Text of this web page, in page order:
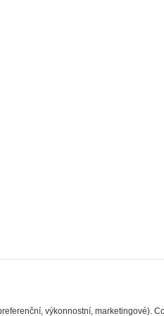
výkonnostní, marketingové).